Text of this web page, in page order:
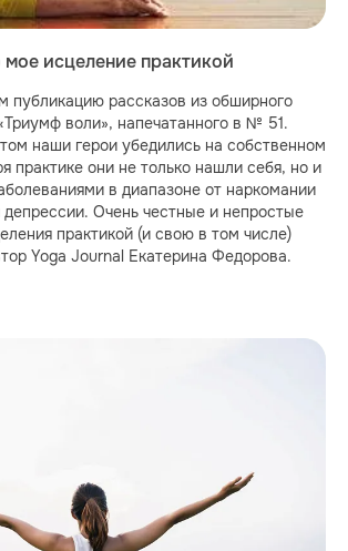
исцеление практикой
публикацию рассказов из обширного
воли», напечатанного в № 51.
наши герои убедились на собственном
практике они не только нашли себя, но и
в диапазоне от наркомании
депрессии. Очень честные и непростые
практикой (и свою в том числе)
Yoga Journal Екатерина Федорова.